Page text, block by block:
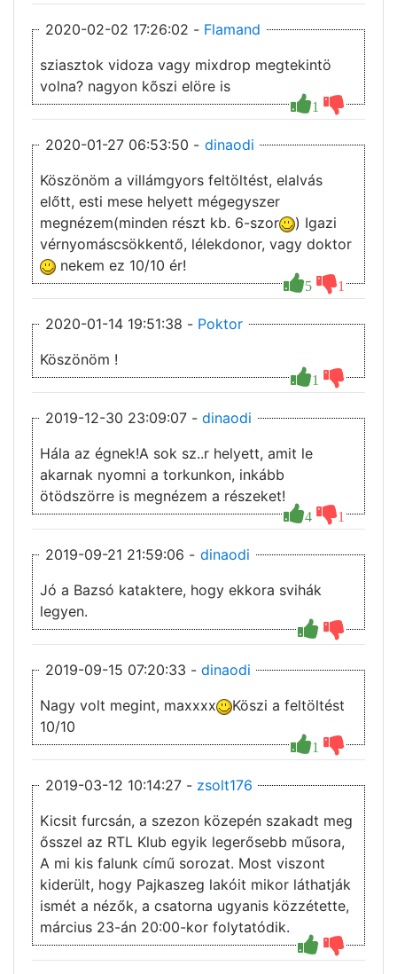
2020-02-02 17:26:02 - Flamand
1
sziasztok vidoza vagy mixdrop megtekintö
volna? nagyon kõszi elöre is
2020-01-27 06:53:50 - dinaodi
5 1
Köszönöm a villámgyors feltöltést, elalvás
előtt, esti mese helyett mégegyszer
megnézem(minden részt kb. 6-szor
) Igazi
vérnyomáscsökkentő, lélekdonor, vagy doktor
nekem ez 10/10 ér!
2020-01-14 19:51:38 - Poktor
1
Köszönöm !
2019-12-30 23:09:07 - dinaodi
4 1
Hála az égnek!A sok sz..r helyett, amit le
akarnak nyomni a torkunkon, inkább
ötödszörre is megnézem a részeket!
2019-09-21 21:59:06 - dinaodi
Jó a Bazsó kataktere, hogy ekkora svihák
legyen.
2019-09-15 07:20:33 - dinaodi
1
Nagy volt megint, maxxxx
Köszi a feltöltést
10/10
2019-03-12 10:14:27 - zsolt176
Kicsit furcsán, a szezon közepén szakadt meg
ősszel az RTL Klub egyik legerősebb műsora,
A mi kis falunk című sorozat. Most viszont
kiderült, hogy Pajkaszeg lakóit mikor láthatják
ismét a nézők, a csatorna ugyanis közzétette,
március 23-án 20:00-kor folytatódik.